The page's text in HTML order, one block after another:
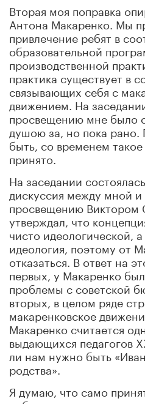
Вторая моя поправка
Антона Макаренко. Мы
привлечение ребят в
образовательной
производственной
практика существует в
связывающих себя с
движением. На
просвещению мне было
душою за, но пока
быть, со временем
принято.
На заседании
дискуссия между мной
просвещению
утверждал, что
чисто идеологической,
идеология, поэтому от
отказаться. В ответ на
первых, у Макаренко
проблемы с советской
вторых, в целом ряде
макаренковское
Макаренко считается
выдающихся педагогов
ли нам нужно быть
родства».
Я думаю, что само